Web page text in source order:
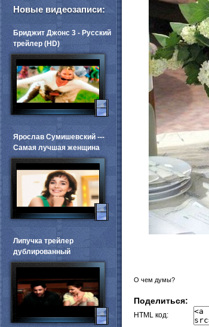
О чем думы?
Поделиться:
HTML код:
Новые видеозаписи:
Бриджит Джонс 3 - Русский
трейлер (HD)
Ярослав Сумишевский ---
Самая лучшая женщина
Липучка трейлер
дублированный